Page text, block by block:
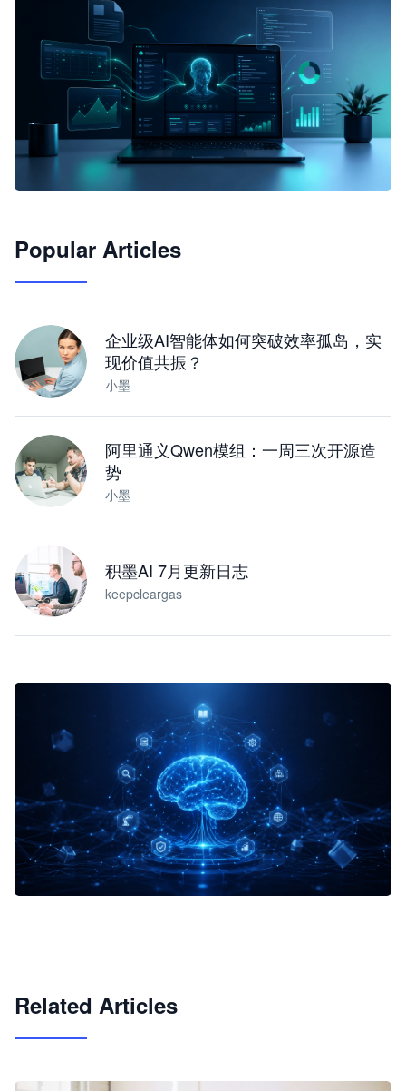
JimoClaw 桌面 AI Agent 工作台
Popular Articles
企业级AI智能体如何突破效率孤岛，实
现价值共振？
小墨
阿里通义Qwen模组：一周三次开源造
势
小墨
积墨AI 7月更新日志
keepcleargas
Related Articles